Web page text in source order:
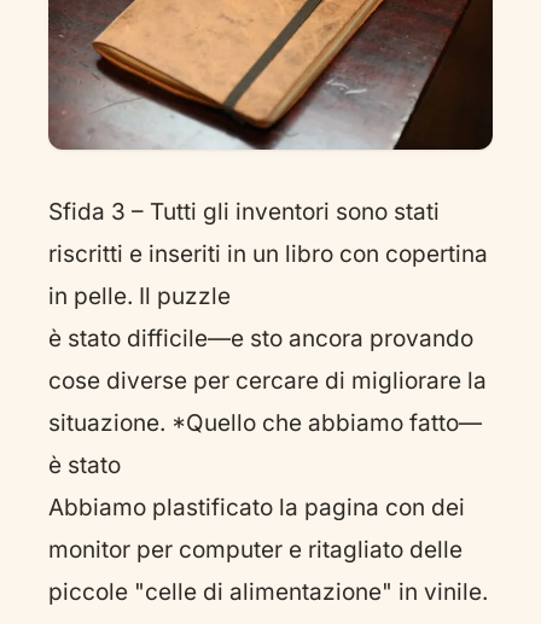
Sfida 3 – Tutti gli inventori sono stati
riscritti e inseriti in un libro con copertina
in pelle. Il puzzle
è stato difficile—e sto ancora provando
cose diverse per cercare di migliorare la
situazione. *Quello che abbiamo fatto—
è stato
Abbiamo plastificato la pagina con dei
monitor per computer e ritagliato delle
piccole "celle di alimentazione" in vinile.